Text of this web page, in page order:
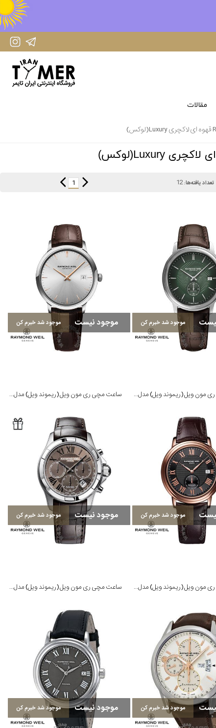
IranTimer Instagram Page
مقالات
تعداد یافته‌ها:12
1
موجود شد خبرم کن
ساعت مچی ری مون ویل (ریموند ویل) مدل 2238-STC-52001
موجود نیست موجود شد خبرم کن
ساعت مچی ری مون ویل (ریموند ویل) مدل 5485-SL5-65001
موجود شد خبرم کن
ساعت مچی ری مون ویل (ریموند ویل) مدل 2838-PC5-00209
موجود نیست موجود شد خبرم کن
ساعت مچی ری مون ویل (ریموند ویل) مدل 7260-STC-00718
موجود شد خبرم کن موجود نیست موجود شد خبرم کن